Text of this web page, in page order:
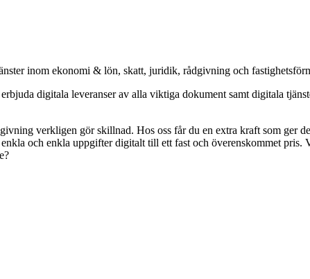
inom ekonomi & lön, skatt, juridik, rådgivning och
digitala leveranser av alla viktiga dokument samt digitala
verkligen gör skillnad. Hos oss får du en extra kraft som ger
och enkla uppgifter digitalt till ett fast och överenskommet pris.